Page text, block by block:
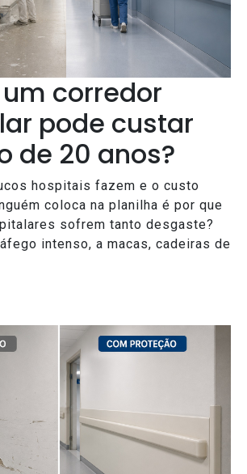
corredor
pode custar
de 20 anos?
hospitais fazem e o custo
coloca na planilha é por que
sofrem tanto desgaste?
intenso, a macas, cadeiras de